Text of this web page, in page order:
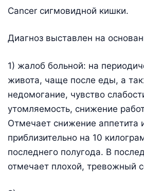
Cancer сигмовидной кишки.
Диагноз выставлен на
1) жалоб больной: на
живота, чаще после еды, а
недомогание, чувство
утомляемость, снижение
Отмечает снижение аппетита
приблизительно на 10
последнего полугода. В
отмечает плохой, тревожный